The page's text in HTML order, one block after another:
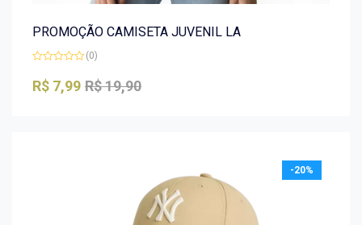
PROMOÇÃO CAMISETA JUVENIL LA
0
de
(0)
R$19,90
R$ 7,99
-20%